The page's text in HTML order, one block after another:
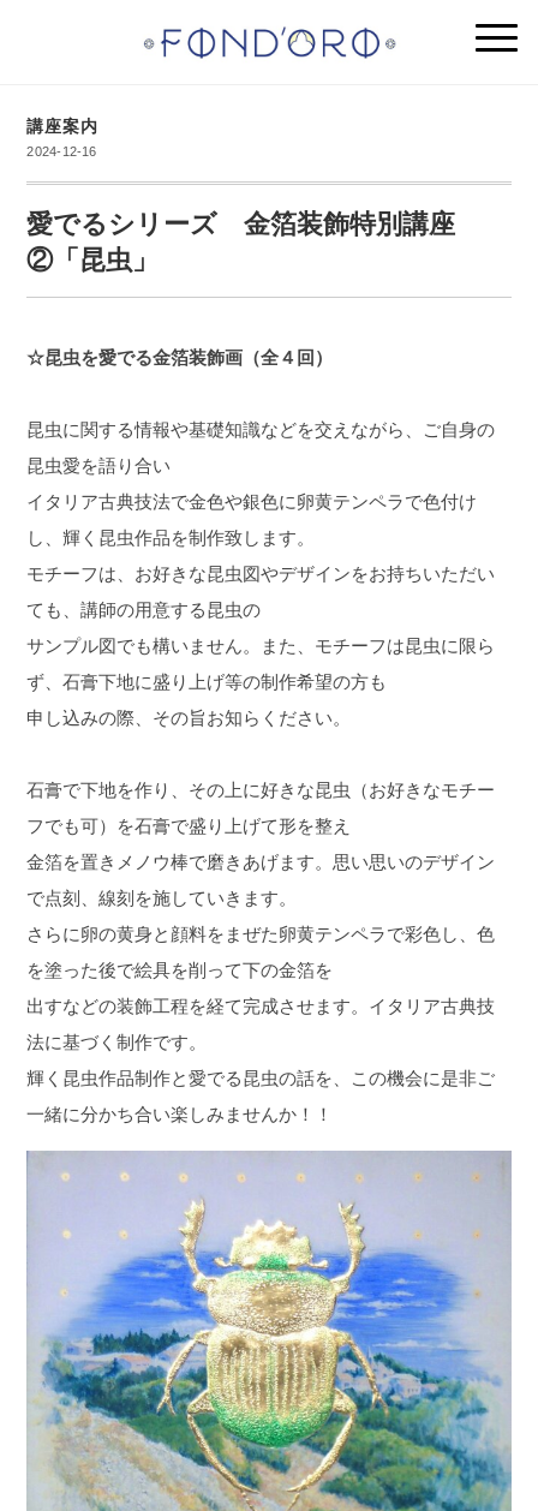
講座案内
2024-12-16
愛でるシリーズ 金箔装飾特別講座
②「昆虫」
☆昆虫を愛でる金箔装飾画（全４回）
昆虫に関する情報や基礎知識などを交えながら、ご自身の
昆虫愛を語り合い
イタリア古典技法で金色や銀色に卵黄テンペラで色付け
し、輝く昆虫作品を制作致します。
モチーフは、お好きな昆虫図やデザインをお持ちいただい
ても、講師の用意する昆虫の
サンプル図でも構いません。また、モチーフは昆虫に限ら
ず、石膏下地に盛り上げ等の制作希望の方も
申し込みの際、その旨お知らください。
石膏で下地を作り、その上に好きな昆虫（お好きなモチー
フでも可）を石膏で盛り上げて形を整え
金箔を置きメノウ棒で磨きあげます。思い思いのデザイン
で点刻、線刻を施していきます。
さらに卵の黄身と顔料をまぜた卵黄テンペラで彩色し、色
を塗った後で絵具を削って下の金箔を
出すなどの装飾工程を経て完成させます。イタリア古典技
法に基づく制作です。
輝く昆虫作品制作と愛でる昆虫の話を、この機会に是非ご
一緒に分かち合い楽しみませんか！！